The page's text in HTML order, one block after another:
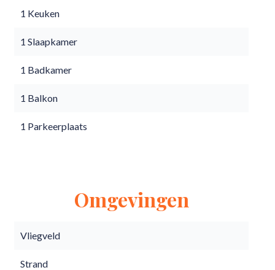
1 Keuken
1 Slaapkamer
1 Badkamer
1 Balkon
1 Parkeerplaats
Omgevingen
Vliegveld
Strand